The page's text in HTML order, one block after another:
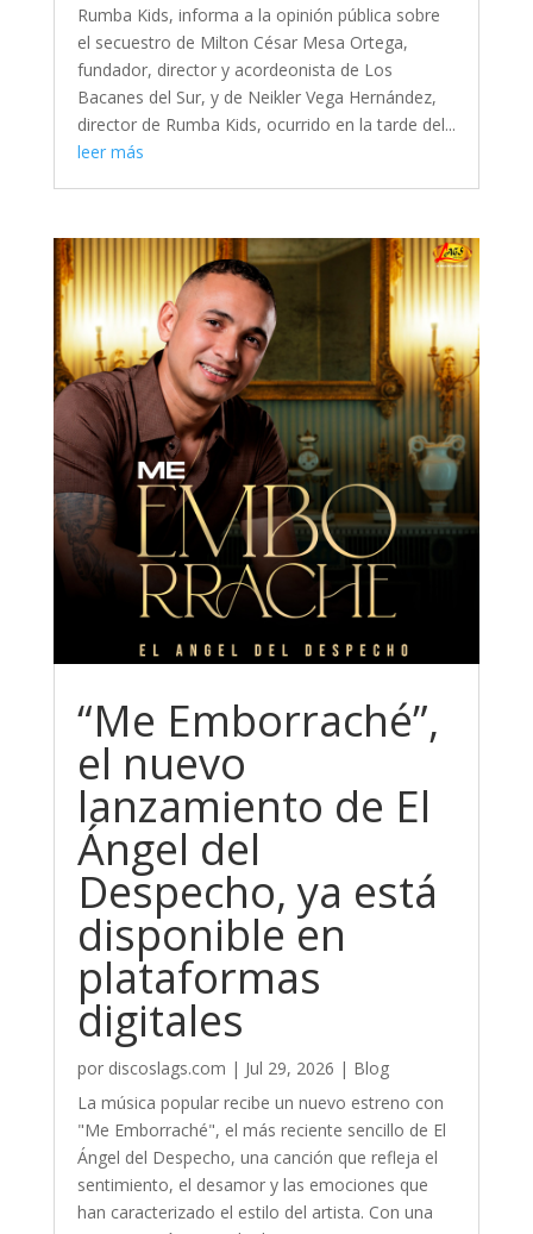
Rumba Kids, informa a la opinión pública sobre
el secuestro de Milton César Mesa Ortega,
fundador, director y acordeonista de Los
Bacanes del Sur, y de Neikler Vega Hernández,
director de Rumba Kids, ocurrido en la tarde del...
leer más
“Me Emborraché”,
el nuevo
lanzamiento de El
Ángel del
Despecho, ya está
disponible en
plataformas
digitales
por discoslags.com | Jul 29, 2026 | Blog
La música popular recibe un nuevo estreno con
"Me Emborraché", el más reciente sencillo de El
Ángel del Despecho, una canción que refleja el
sentimiento, el desamor y las emociones que
han caracterizado el estilo del artista. Con una